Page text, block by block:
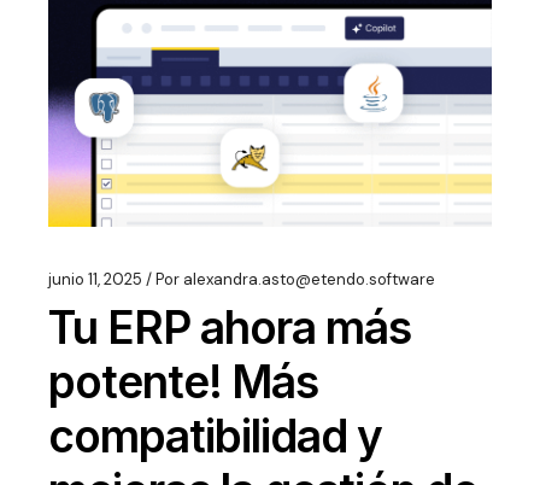
junio 11, 2025 Por alexandra.asto@etendo.software
Tu ERP ahora más
potente! Más
compatibilidad y